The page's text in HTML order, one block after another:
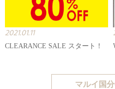
2021.01.11
CLEARANCE SALE スタート！
マルイ国